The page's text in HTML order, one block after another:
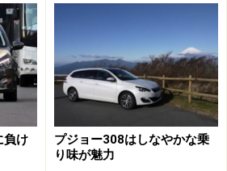
エクステリアはもとより、インテ
トメボレ”パターンのモデルが多
、その傾向が強いと思う。ちょっ
い、という向きにはぴったりの選
モデルの208と対になっている。
州車は数字の名前が多いけれど、
負け
プジョー308はしなやかな乗
り味が魅力